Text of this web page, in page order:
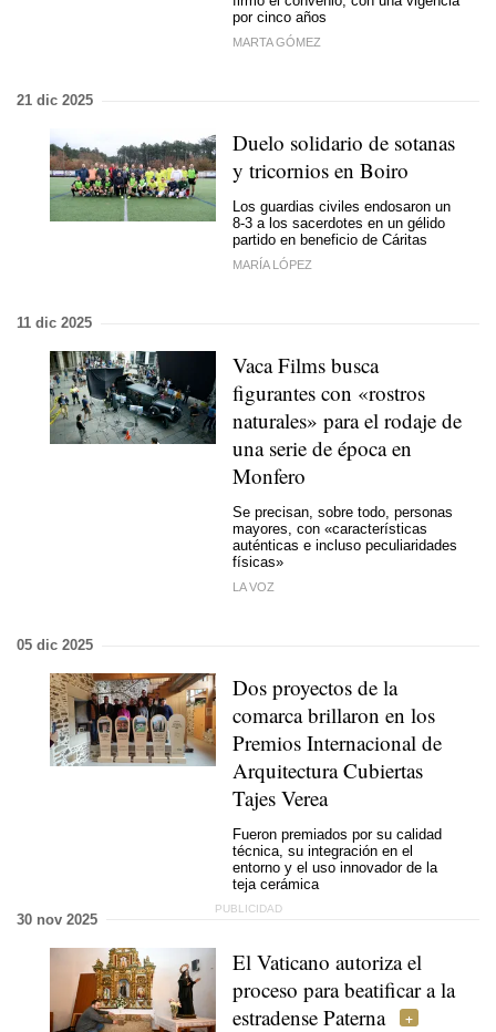
por cinco años
MARTA GÓMEZ
21 dic 2025
Duelo solidario de sotanas
y tricornios en Boiro
Los guardias civiles endosaron un
8-3 a los sacerdotes en un gélido
partido en beneficio de Cáritas
MARÍA LÓPEZ
11 dic 2025
Vaca Films busca
figurantes con «rostros
naturales» para el rodaje de
una serie de época en
Monfero
Se precisan, sobre todo, personas
mayores, con «características
auténticas e incluso peculiaridades
físicas»
LA VOZ
05 dic 2025
Dos proyectos de la
comarca brillaron en los
Premios Internacional de
Arquitectura Cubiertas
Tajes Verea
Fueron premiados por su calidad
técnica, su integración en el
entorno y el uso innovador de la
teja cerámica
30 nov 2025
El Vaticano autoriza el
proceso para beatificar a la
estradense Paterna